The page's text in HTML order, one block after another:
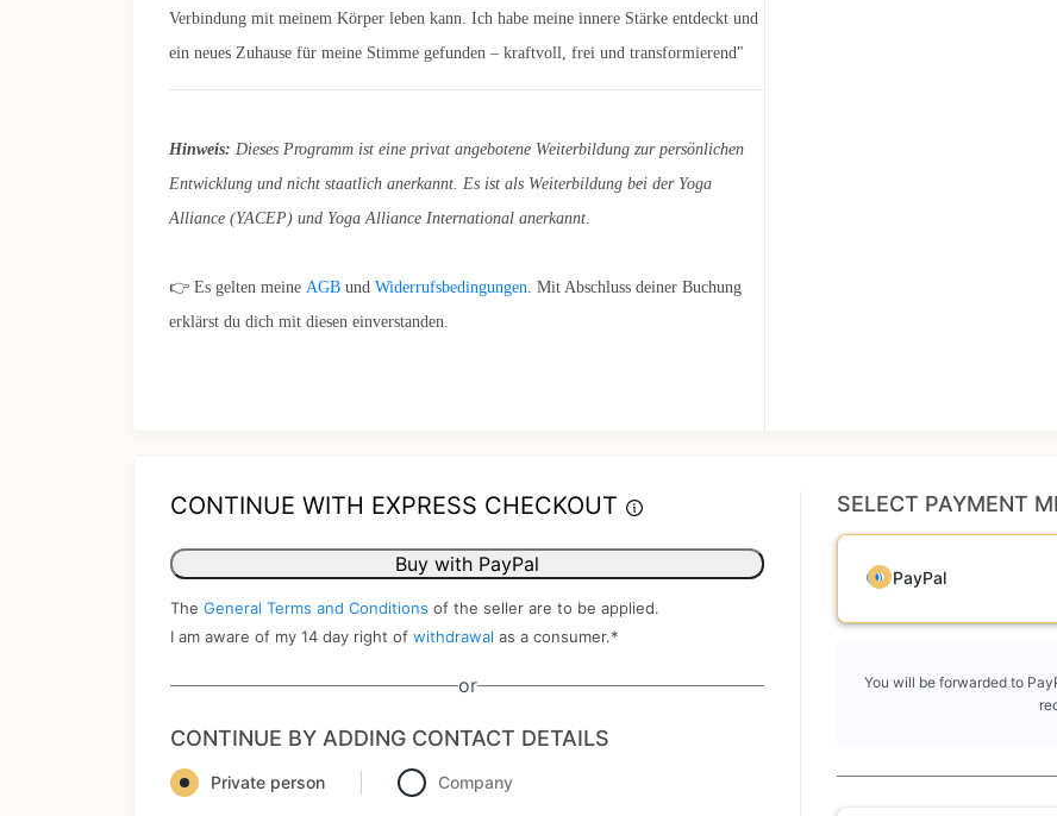
Verbindung mit meinem Körper leben kann. Ich habe meine innere Stärke entdeckt und
ein neues Zuhause für meine Stimme gefunden – kraftvoll, frei und transformierend"
Hinweis: Dieses Programm ist eine privat angebotene Weiterbildung zur persönlichen
Entwicklung und nicht staatlich anerkannt. Es ist als Weiterbildung bei der Yoga
Alliance (YACEP) und Yoga Alliance International anerkannt.
👉 Es gelten meine AGB und Widerrufsbedingungen. Mit Abschluss deiner Buchung
erklärst du dich mit diesen einverstanden.
CONTINUE WITH EXPRESS CHECKOUT
Buy with PayPal
The General Terms and Conditions of the seller are to be applied.
I am aware of my 14 day right of withdrawal as a consumer.*
or
CONTINUE BY ADDING CONTACT DETAILS
Private person Company
SELECT PAYMENT
PayPal
You will be forwarded to